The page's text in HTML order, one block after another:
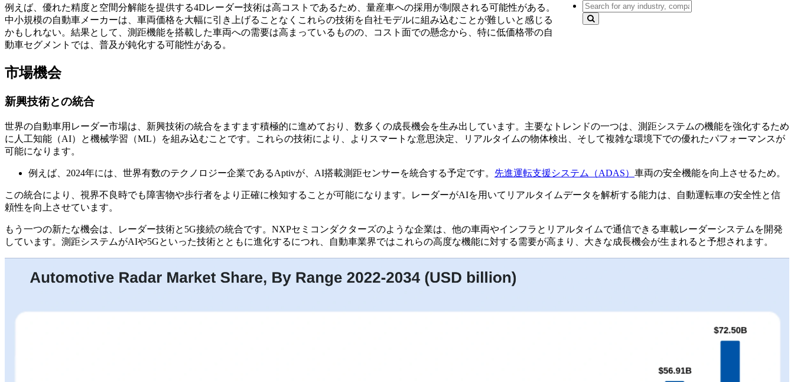
例えば、優れた精度と空間分解能を提供する4Dレーダー技術は高コストであるため、量産車への採用が制限される可能性がある。
中小規模の自動車メーカーは、車両価格を大幅に引き上げることなくこれらの技術を自社モデルに組み込むことが難しいと感じる
かもしれない。結果として、測距機能を搭載した車両への需要は高まっているものの、コスト面での懸念から、特に低価格帯の自
動車セグメントでは、普及が鈍化する可能性がある。
市場機会
新興技術との統合
世界の自動車用レーダー市場は、新興技術の統合をますます積極的に進めており、数多くの成長機会を生み出しています。主要なトレンドの一つは、測距システムの機能を強化するため
に人工知能（AI）と機械学習（ML）を組み込むことです。これらの技術により、よりスマートな意思決定、リアルタイムの物体検出、そして複雑な環境下での優れたパフォーマンスが
可能になります。
例えば、2024年には、世界有数のテクノロジー企業であるAptivが、AI搭載測距センサーを統合する予定です。 先進運転支援システム（ADAS） 車両の安全機能を向上させるため。
この統合により、視界不良時でも障害物や歩行者をより正確に検知することが可能になります。レーダーがAIを用いてリアルタイムデータを解析する能力は、自動運転車の安全性と信
頼性を向上させています。
もう一つの新たな機会は、レーダー技術と5G接続の統合です。NXPセミコンダクターズのような企業は、他の車両やインフラとリアルタイムで通信できる車載レーダーシステムを開発
しています。測距システムがAIや5Gといった技術とともに進化するにつれ、自動車業界ではこれらの高度な機能に対する需要が高まり、大きな成長機会が生まれると予想されます。